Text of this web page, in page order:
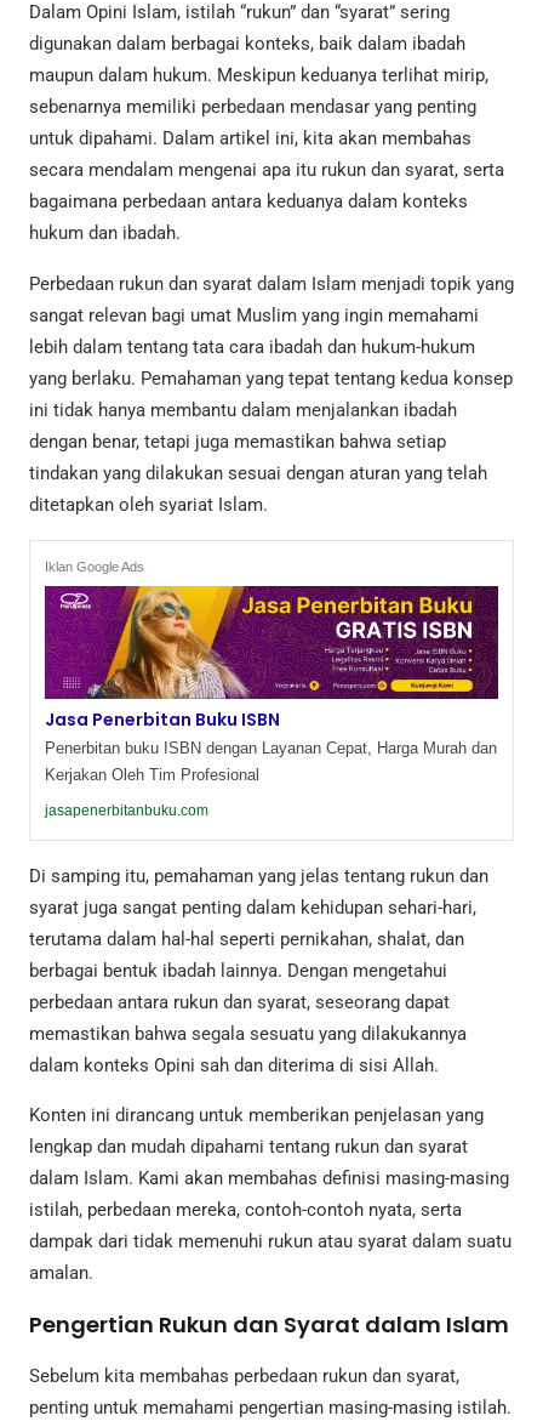
Dalam Opini Islam, istilah “rukun” dan “syarat” sering
digunakan dalam berbagai konteks, baik dalam ibadah
maupun dalam hukum. Meskipun keduanya terlihat mirip,
sebenarnya memiliki perbedaan mendasar yang penting
untuk dipahami. Dalam artikel ini, kita akan membahas
secara mendalam mengenai apa itu rukun dan syarat, serta
bagaimana perbedaan antara keduanya dalam konteks
hukum dan ibadah.
Perbedaan rukun dan syarat dalam Islam menjadi topik yang
sangat relevan bagi umat Muslim yang ingin memahami
lebih dalam tentang tata cara ibadah dan hukum-hukum
yang berlaku. Pemahaman yang tepat tentang kedua konsep
ini tidak hanya membantu dalam menjalankan ibadah
dengan benar, tetapi juga memastikan bahwa setiap
tindakan yang dilakukan sesuai dengan aturan yang telah
ditetapkan oleh syariat Islam.
Iklan Google Ads
Jasa Penerbitan Buku ISBN
Penerbitan buku ISBN dengan Layanan Cepat, Harga Murah dan
Kerjakan Oleh Tim Profesional
jasapenerbitanbuku.com
Di samping itu, pemahaman yang jelas tentang rukun dan
syarat juga sangat penting dalam kehidupan sehari-hari,
terutama dalam hal-hal seperti pernikahan, shalat, dan
berbagai bentuk ibadah lainnya. Dengan mengetahui
perbedaan antara rukun dan syarat, seseorang dapat
memastikan bahwa segala sesuatu yang dilakukannya
dalam konteks Opini sah dan diterima di sisi Allah.
Konten ini dirancang untuk memberikan penjelasan yang
lengkap dan mudah dipahami tentang rukun dan syarat
dalam Islam. Kami akan membahas definisi masing-masing
istilah, perbedaan mereka, contoh-contoh nyata, serta
dampak dari tidak memenuhi rukun atau syarat dalam suatu
amalan.
Pengertian Rukun dan Syarat dalam Islam
Sebelum kita membahas perbedaan rukun dan syarat,
penting untuk memahami pengertian masing-masing istilah.